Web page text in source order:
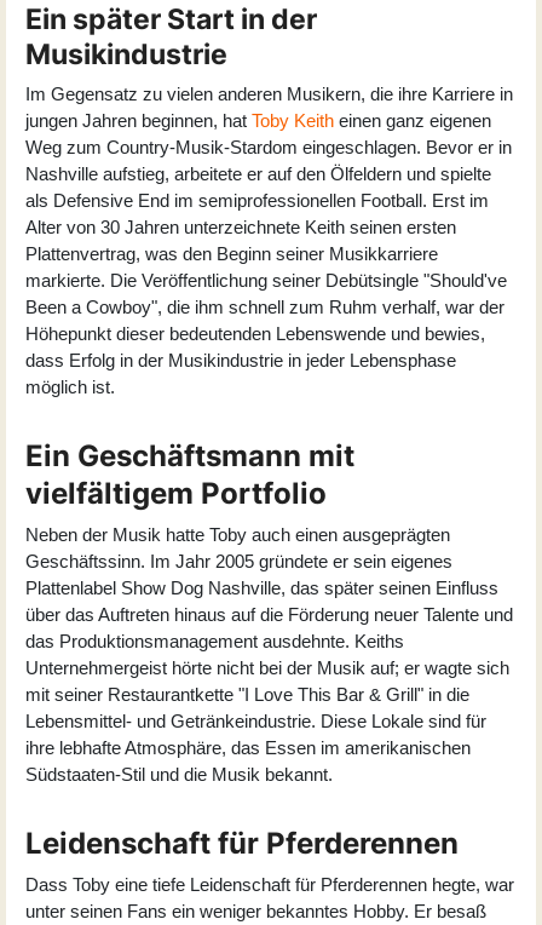
Ein später Start in der
Musikindustrie
Im Gegensatz zu vielen anderen Musikern, die ihre Karriere in
jungen Jahren beginnen, hat Toby Keith einen ganz eigenen
Weg zum Country-Musik-Stardom eingeschlagen. Bevor er in
Nashville aufstieg, arbeitete er auf den Ölfeldern und spielte
als Defensive End im semiprofessionellen Football. Erst im
Alter von 30 Jahren unterzeichnete Keith seinen ersten
Plattenvertrag, was den Beginn seiner Musikkarriere
markierte. Die Veröffentlichung seiner Debütsingle "Should've
Been a Cowboy", die ihm schnell zum Ruhm verhalf, war der
Höhepunkt dieser bedeutenden Lebenswende und bewies,
dass Erfolg in der Musikindustrie in jeder Lebensphase
möglich ist.
Ein Geschäftsmann mit
vielfältigem Portfolio
Neben der Musik hatte Toby auch einen ausgeprägten
Geschäftssinn. Im Jahr 2005 gründete er sein eigenes
Plattenlabel Show Dog Nashville, das später seinen Einfluss
über das Auftreten hinaus auf die Förderung neuer Talente und
das Produktionsmanagement ausdehnte. Keiths
Unternehmergeist hörte nicht bei der Musik auf; er wagte sich
mit seiner Restaurantkette "I Love This Bar & Grill" in die
Lebensmittel- und Getränkeindustrie. Diese Lokale sind für
ihre lebhafte Atmosphäre, das Essen im amerikanischen
Südstaaten-Stil und die Musik bekannt.
Leidenschaft für Pferderennen
Dass Toby eine tiefe Leidenschaft für Pferderennen hegte, war
unter seinen Fans ein weniger bekanntes Hobby. Er besaß